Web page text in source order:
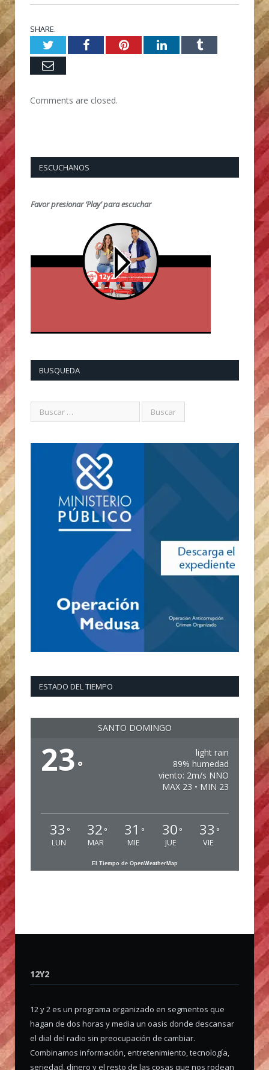
SHARE.
TwitterFacebookPinterestLinkedInTumblr
Email
Comments are closed.
ESCUCHANOS
Favor presionar ‘Play’ para escuchar
BUSQUEDA
ESTADO DEL TIEMPO
SANTO DOMINGO
23 °
light rain
89% humedad
viento: 2m/s NNO
MAX 23 • MIN 23
33 °
LUN
32 °
MAR
31 °
MIE
30 °
JUE
33 °
VIE
El Tiempo de OpenWeatherMap
12Y2
12 y 2 es un programa organizado en segmentos que
hagan de dos horas y media un oasis donde descansar
el dial del radio sin preocupación de cambiar.
Combinamos información, entretenimiento, tecnología,
seriedad, dinero y el resto de las cosas que nos rodean